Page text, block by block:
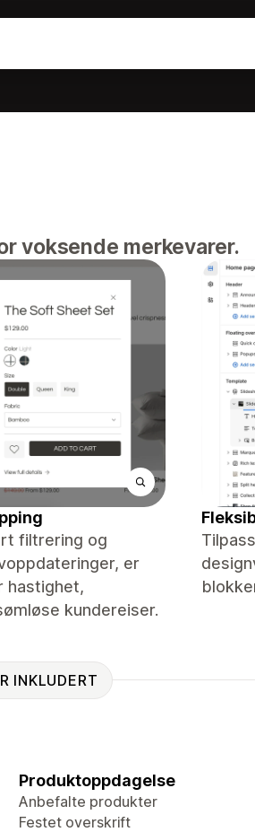
voksende merkevarer.
filtrering og
er
hastighet,
kundereiser.
INKLUDERT
Produktoppdagelse
Anbefalte produkter
Festet overskrift